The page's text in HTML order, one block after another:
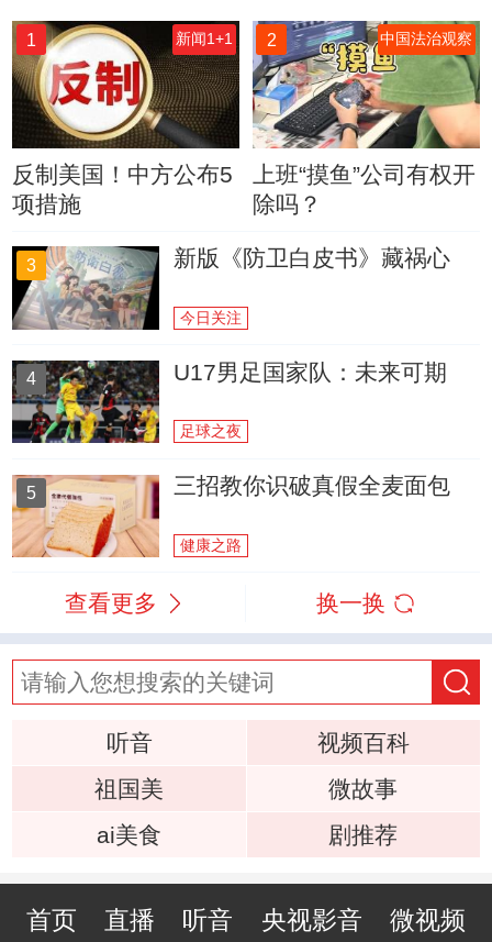
1 新闻1+1
反制美国！中方公布5
项措施
2 中国法治观察
上班“摸鱼”公司有权开
除吗？
3 新版《防卫白皮书》藏祸心
今日关注
4 U17男足国家队：未来可期
足球之夜
5 三招教你识破真假全麦面包
健康之路
查看更多 换一换
听音
视频百科
祖国美
微故事
ai美食
剧推荐
首页 直播 听音 央视影音 微视频